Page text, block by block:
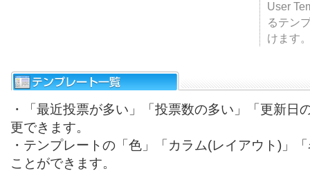
User
るテン
けます
・「最近投票が多い」「投票数の多い」「更新日
更できます。
・テンプレートの「色」「カラム(レイアウト)」
ことができます。